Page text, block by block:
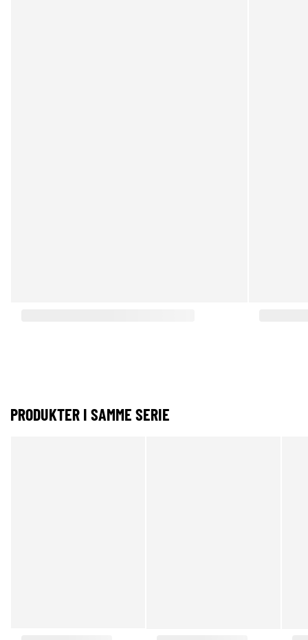
PRODUKTER I SAMME SERIE